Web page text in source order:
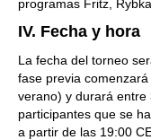
programas Fritz,
IV. Fecha y hora
La fecha del torneo
fase previa
verano) y durará entre
participantes que se
a partir de las 19:00